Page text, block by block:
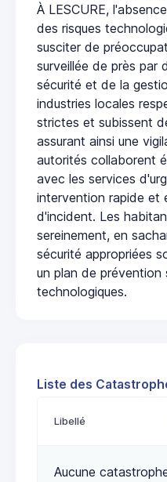
À LESCURE,
des risques
susciter de
surveillée de près par
sécurité et de la
industries locales
strictes et subissent
assurant ainsi une
autorités collaborent
avec les services
intervention rapide et
d'incident. Les
sereinement, en
sécurité appropriées
un plan de prévention
technologiques.
Liste des
Libellé
Aucune